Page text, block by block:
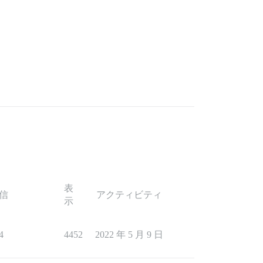
表
示
アクティビティ
4452 2022 年 5 月 9 日